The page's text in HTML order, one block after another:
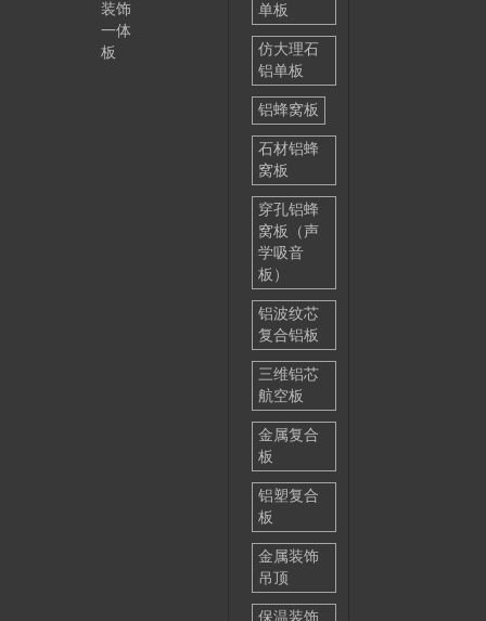
装饰
一体
板
单板
仿大理石
铝单板
铝蜂窝板
石材铝蜂
窝板
穿孔铝蜂
窝板（声
学吸音
板）
铝波纹芯
复合铝板
三维铝芯
航空板
金属复合
板
铝塑复合
板
金属装饰
吊顶
保温装饰